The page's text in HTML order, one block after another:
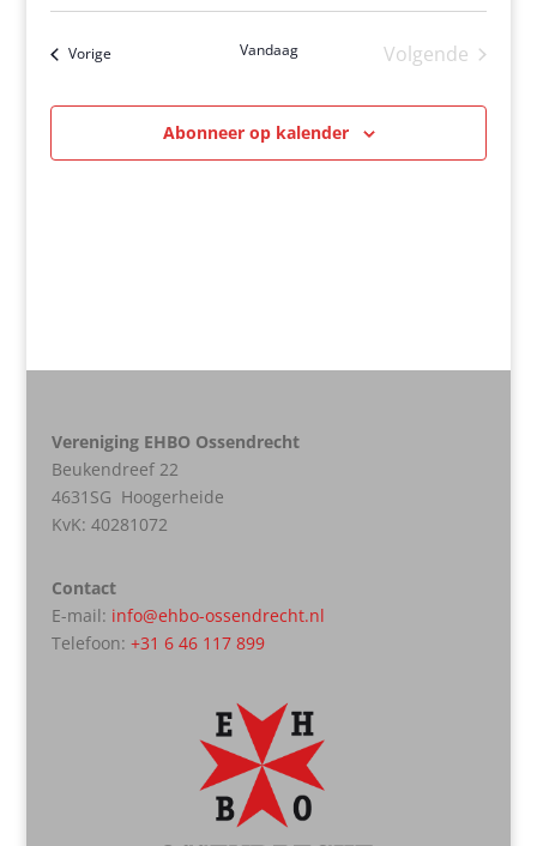
datum.
VorigeEvenementen Vandaag
Volgende
Abonneer op kalender
Vereniging EHBO Ossendrecht
Beukendreef 22
4631SG Hoogerheide
KvK: 40281072
Contact
E-mail: info@ehbo-ossendrecht.nl
Telefoon: +31 6 46 117 899